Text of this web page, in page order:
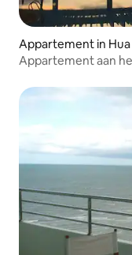
Appartement in Hua
Appartement aan